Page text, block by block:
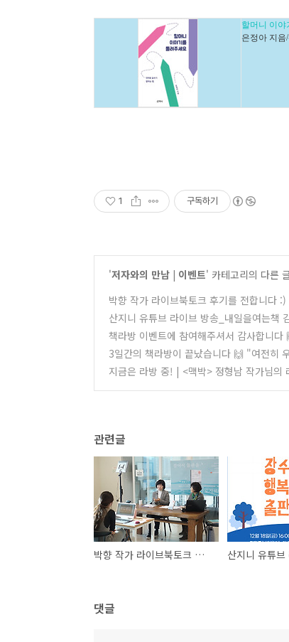
할머니 이야
은정아 지음/
1 구독하기
'저자와의 만남 | 이벤트' 카테고리의 다른
박향 작가 라이브북토크 후기를 전합니다 :)
산지니 유튜브 라이브 방송_내일을여는책
책라방 이벤트에 참여해주셔서 감사합니다
3일간의 책라방이 끝났습니다 🙌 "여전히
지금은 라방 중! | <맥박> 정형남 작가님의
관련글
박향 작가 라이브북토크 후기를 전합니다 :)
댓글